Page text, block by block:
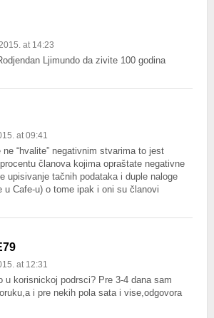
at 14:23
Ljimundo da zivite 100 godina
at 09:41
“hvalite” negativnim stvarima to jest
članova kojima opraštate negativne
upisivanje tačnih podataka i duple naloge
u Cafe-u) o tome ipak i oni su članovi
at 12:31
u korisnickoj podrsci? Pre 3-4 dana sam
i pre nekih pola sata i vise,odgovora